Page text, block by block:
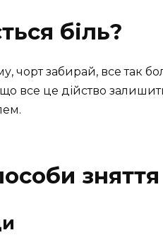
біль?
чорт забирай, все так
що все це дійство